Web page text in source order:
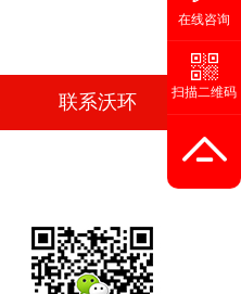
联系沃环
在线咨询
扫描二维码